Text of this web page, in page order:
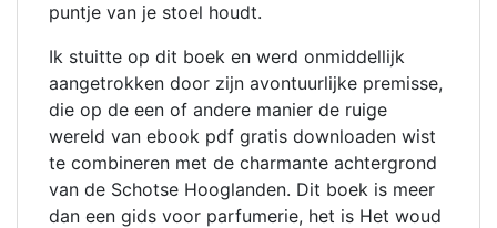
puntje van je stoel houdt.
Ik stuitte op dit boek en werd onmiddellijk
aangetrokken door zijn avontuurlijke premisse,
die op de een of andere manier de ruige
wereld van ebook pdf gratis downloaden wist
te combineren met de charmante achtergrond
van de Schotse Hooglanden. Dit boek is meer
dan een gids voor parfumerie, het is Het woud